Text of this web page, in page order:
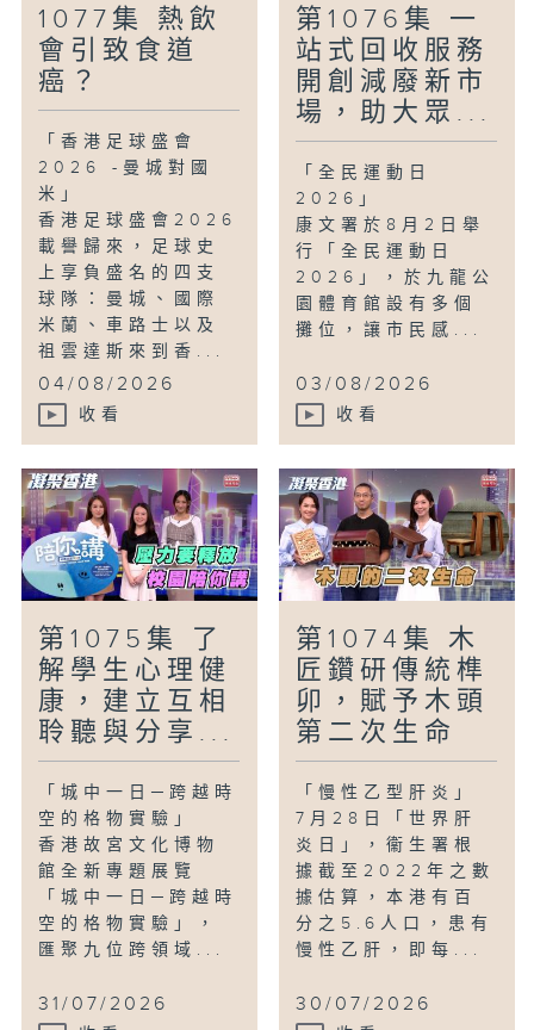
1077集 熱飲
會引致食道
癌？
「香港足球盛會
2026 -曼城對國
米」
香港足球盛會2026
載譽歸來，足球史
上享負盛名的四支
球隊：曼城、國際
米蘭、車路士以及
祖雲達斯來到香...
04/08/2026
收看
第1076集 一
站式回收服務
開創減廢新市
場，助大眾...
「全民運動日
2026」
康文署於8月2日舉
行「全民運動日
2026」，於九龍公
園體育館設有多個
攤位，讓市民感...
03/08/2026
收看
第1075集 了
解學生心理健
康，建立互相
聆聽與分享...
「城中一日─跨越時
空的格物實驗」
香港故宮文化博物
館全新專題展覽
「城中一日─跨越時
空的格物實驗」，
匯聚九位跨領域...
31/07/2026
第1074集 木
匠鑽研傳統榫
卯，賦予木頭
第二次生命
「慢性乙型肝炎」
7月28日「世界肝
炎日」，衞生署根
據截至2022年之數
據估算，本港有百
分之5.6人口，患有
慢性乙肝，即每...
30/07/2026